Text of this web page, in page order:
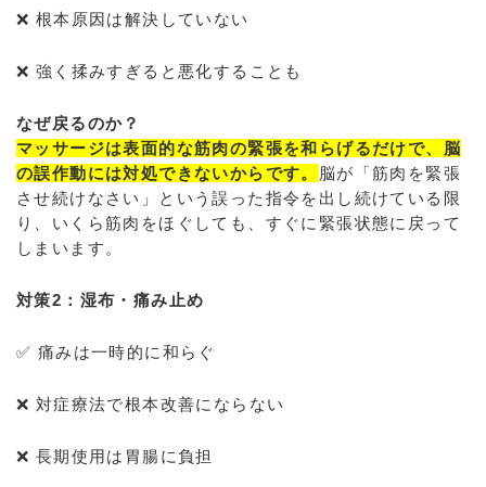
❌ 根本原因は解決していない
❌ 強く揉みすぎると悪化することも
なぜ戻るのか？
マッサージは表面的な筋肉の緊張を和らげるだけで、脳
の誤作動には対処できないからです。 脳が「筋肉を緊張
させ続けなさい」という誤った指令を出し続けている限
り、いくら筋肉をほぐしても、すぐに緊張状態に戻って
しまいます。
対策2：湿布・痛み止め
✅ 痛みは一時的に和らぐ
❌ 対症療法で根本改善にならない
❌ 長期使用は胃腸に負担